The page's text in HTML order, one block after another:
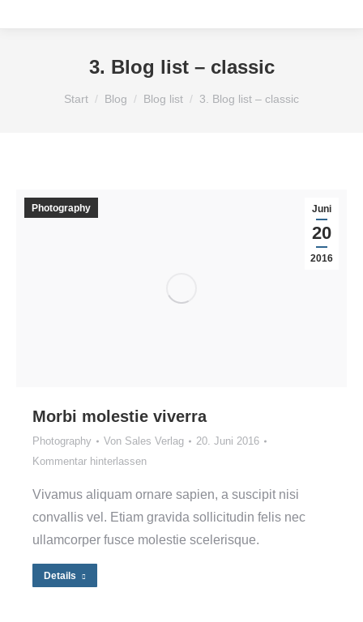
3. Blog list – classic
Sie befinden sich hier:
Start Blog Blog list 3. Blog list – classic
Juni
20
2016
Photography
Morbi molestie viverra
Photography Von Sales Verlag
20. Juni 2016
Kommentar hinterlassen
Vivamus aliquam ornare sapien, a suscipit nisi
convallis vel. Etiam gravida sollicitudin felis nec
ullamcorper fusce molestie scelerisque.
Details